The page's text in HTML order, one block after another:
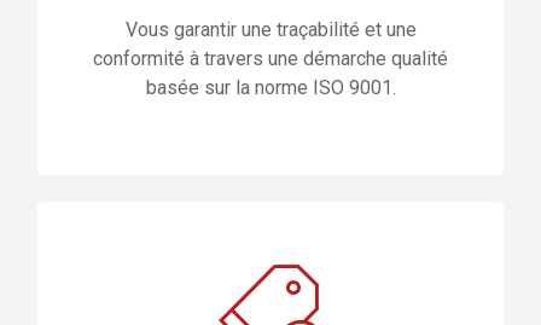
Vous garantir une traçabilité et une
conformité à travers une démarche qualité
basée sur la norme ISO 9001.